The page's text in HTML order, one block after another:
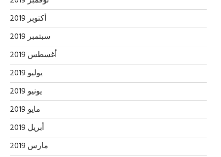
أكتوبر 2019
سبتمبر 2019
أغسطس 2019
يوليو 2019
يونيو 2019
مايو 2019
أبريل 2019
مارس 2019